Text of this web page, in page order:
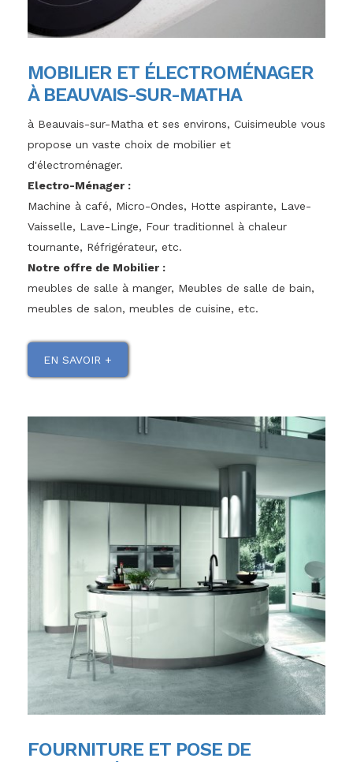
MOBILIER ET ÉLECTROMÉNAGER
À BEAUVAIS-SUR-MATHA
à Beauvais-sur-Matha et ses environs, Cuisimeuble vous
propose un vaste choix de mobilier et
d'électroménager.
Electro-Ménager :
Machine à café, Micro-Ondes, Hotte aspirante, Lave-
Vaisselle, Lave-Linge, Four traditionnel à chaleur
tournante, Réfrigérateur, etc.
Notre offre de Mobilier :
meubles de salle à manger, Meubles de salle de bain,
meubles de salon, meubles de cuisine, etc.
EN SAVOIR +
FOURNITURE ET POSE DE